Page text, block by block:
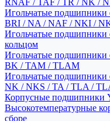
RNAF / TAF / TR / NK /
Игольчатые подшипники
BRI / NA / NAF / NKI /
Игольчатые
кольцом
Игольчатые
BK / TAM / TLAM
Игольчатые
NK / NKS / TA / TLA /
Корпусные подшипники
Высокотемпературные
сборе